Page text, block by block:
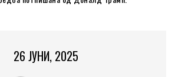
26 ЈУНИ, 2025